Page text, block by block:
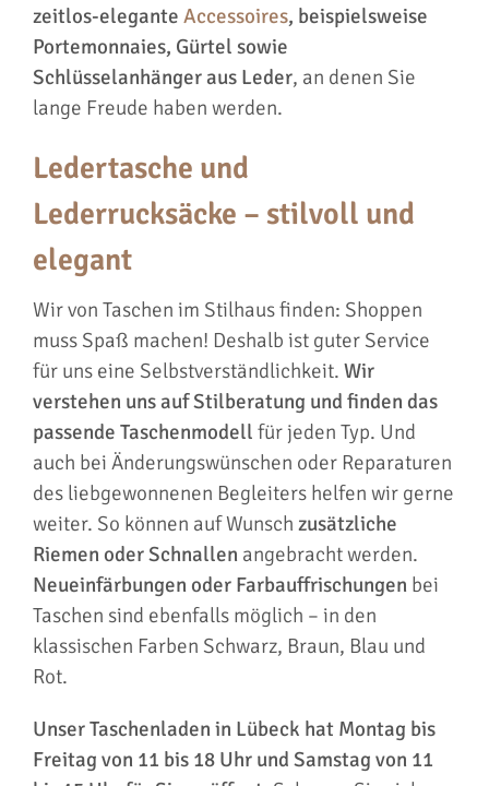
zeitlos-elegante Accessoires, beispielsweise
Portemonnaies, Gürtel sowie
Schlüsselanhänger aus Leder, an denen Sie
lange Freude haben werden.
Ledertasche und
Lederrucksäcke – stilvoll und
elegant
Wir von Taschen im Stilhaus finden: Shoppen
muss Spaß machen! Deshalb ist guter Service
für uns eine Selbstverständlichkeit. Wir
verstehen uns auf Stilberatung und finden das
passende Taschenmodell für jeden Typ. Und
auch bei Änderungswünschen oder Reparaturen
des liebgewonnenen Begleiters helfen wir gerne
weiter. So können auf Wunsch zusätzliche
Riemen oder Schnallenangebracht werden.
Neueinfärbungen oder Farbauffrischungenbei
Taschen sind ebenfalls möglich – in den
klassischen Farben Schwarz, Braun, Blau und
Rot.
Unser Taschenladen in Lübeck hat Montag bis
Freitag von 11 bis 18 Uhr und Samstag von 11